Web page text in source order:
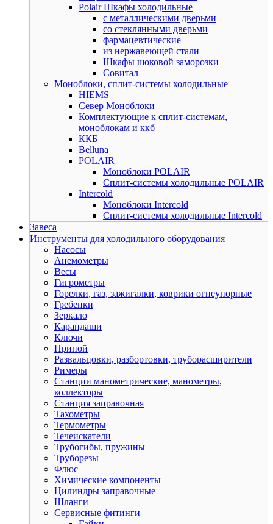
Polair Шкафы холодильные
с металлическими дверьми
со стеклянными дверьми
фармацевтические
из нержавеющей стали
Шкафы шоковой заморозки
Совитал
Моноблоки, сплит-системы холодильные
HIEMS
Север Моноблоки
Комплектующие к сплит-системам,
моноблокам и ккб
ККБ
Belluna
POLAIR
Моноблоки POLAIR
Сплит-системы холодильные POLAIR
Intercold
Моноблоки Intercold
Сплит-системы холодильные Intercold
Завеса
Инструменты для холодильного оборудования
Насосы
Анемометры
Весы
Гигрометры
Горелки, газ, зажигалки, коврики огнеупорные
Гребенки
Зеркало
Карандаши
Ключи
Припой
Развальцовки, разбортовки, труборасширители
Римеры
Станции манометрические, манометры,
коллекторы
Станция заправочная
Тахометры
Термометры
Течеискатели
Трубогибы, пружины
Труборезы
Флюс
Химические компоненты
Цилиндры заправочные
Шланги
Сервисные фитинги